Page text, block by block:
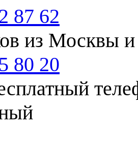
87 62
из Москвы
80 20